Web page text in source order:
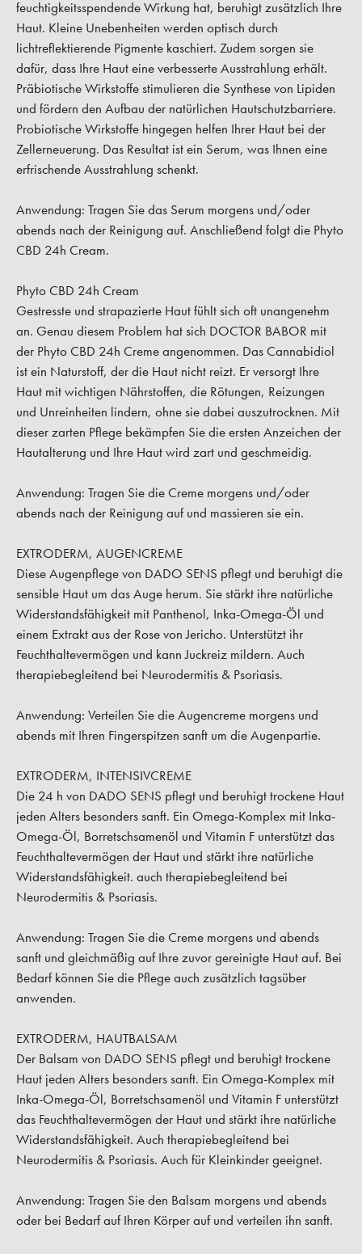
feuchtigkeitsspendende Wirkung hat, beruhigt zusätzlich Ihre
Haut. Kleine Unebenheiten werden optisch durch
lichtreflektierende Pigmente kaschiert. Zudem sorgen sie
dafür, dass Ihre Haut eine verbesserte Ausstrahlung erhält.
Präbiotische Wirkstoffe stimulieren die Synthese von Lipiden
und fördern den Aufbau der natürlichen Hautschutzbarriere.
Probiotische Wirkstoffe hingegen helfen Ihrer Haut bei der
Zellerneuerung. Das Resultat ist ein Serum, was Ihnen eine
erfrischende Ausstrahlung schenkt.
Anwendung: Tragen Sie das Serum morgens und/oder
abends nach der Reinigung auf. Anschließend folgt die Phyto
CBD 24h Cream.
Phyto CBD 24h Cream
Gestresste und strapazierte Haut fühlt sich oft unangenehm
an. Genau diesem Problem hat sich DOCTOR BABOR mit
der Phyto CBD 24h Creme angenommen. Das Cannabidiol
ist ein Naturstoff, der die Haut nicht reizt. Er versorgt Ihre
Haut mit wichtigen Nährstoffen, die Rötungen, Reizungen
und Unreinheiten lindern, ohne sie dabei auszutrocknen. Mit
dieser zarten Pflege bekämpfen Sie die ersten Anzeichen der
Hautalterung und Ihre Haut wird zart und geschmeidig.
Anwendung: Tragen Sie die Creme morgens und/oder
abends nach der Reinigung auf und massieren sie ein.
EXTRODERM, AUGENCREME
Diese Augenpflege von DADO SENS pflegt und beruhigt die
sensible Haut um das Auge herum. Sie stärkt ihre natürliche
Widerstandsfähigkeit mit Panthenol, Inka-Omega-Öl und
einem Extrakt aus der Rose von Jericho. Unterstützt ihr
Feuchthaltevermögen und kann Juckreiz mildern. Auch
therapiebegleitend bei Neurodermitis & Psoriasis.
Anwendung: Verteilen Sie die Augencreme morgens und
abends mit Ihren Fingerspitzen sanft um die Augenpartie.
EXTRODERM, INTENSIVCREME
Die 24 h von DADO SENS pflegt und beruhigt trockene Haut
jeden Alters besonders sanft. Ein Omega-Komplex mit Inka-
Omega-Öl, Borretschsamenöl und Vitamin F unterstützt das
Feuchthaltevermögen der Haut und stärkt ihre natürliche
Widerstandsfähigkeit. auch therapiebegleitend bei
Neurodermitis & Psoriasis.
Anwendung: Tragen Sie die Creme morgens und abends
sanft und gleichmäßig auf Ihre zuvor gereinigte Haut auf. Bei
Bedarf können Sie die Pflege auch zusätzlich tagsüber
anwenden.
EXTRODERM, HAUTBALSAM
Der Balsam von DADO SENS pflegt und beruhigt trockene
Haut jeden Alters besonders sanft. Ein Omega-Komplex mit
Inka-Omega-Öl, Borretschsamenöl und Vitamin F unterstützt
das Feuchthaltevermögen der Haut und stärkt ihre natürliche
Widerstandsfähigkeit. Auch therapiebegleitend bei
Neurodermitis & Psoriasis. Auch für Kleinkinder geeignet.
Anwendung: Tragen Sie den Balsam morgens und abends
oder bei Bedarf auf Ihren Körper auf und verteilen ihn sanft.